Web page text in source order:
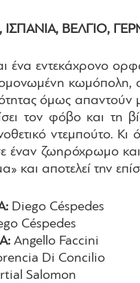
ΙΣΠΑΝΙΑ, ΒΕΛΓΙΟ,
ένα εντεκάχρονο
κωμόπολη,
όμως απαντούν
τον φόβο και τη
ντεμπούτο.
έναν ζωηρόχρωμο
και αποτελεί την
Diego Céspedes
Céspedes
Angello Faccini
Di Concilio
Salomon